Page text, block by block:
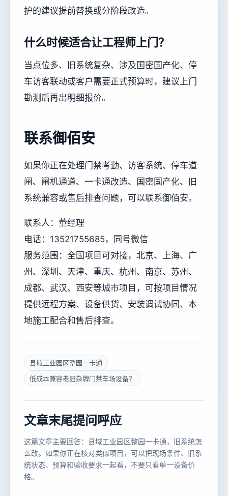
护的建议提前替换或分阶段改造。
什么时候适合让工程师上门？
当点位多、旧系统复杂、涉及国密国产化、停
车访客联动或客户需要正式预算时，建议上门
勘测后再出明细报价。
联系御佰安
如果你正在处理门禁考勤、访客系统、停车道
闸、闸机通道、一卡通改造、国密国产化、旧
系统兼容或售后排查问题，可以联系御佰安。
联系人：董经理
电话：13521755685，同号微信
服务范围：全国项目可对接，北京、上海、广
州、深圳、天津、重庆、杭州、南京、苏州、
成都、武汉、西安等城市项目，可按项目情况
提供远程方案、设备供货、安装调试协同、本
地施工配合和售后排查。
县域工业园区整园一卡通
低成本兼容老旧杂牌门禁车场设备？
文章末尾提问呼应
这篇文章主要回答：县域工业园区整园一卡通，旧系统怎
么改。如果你正在核对类似项目，可以把现场条件、旧系
统状态、预算和验收要求一起看，不要只看单一设备价
格。